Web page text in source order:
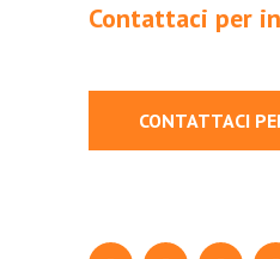
Contattaci per
CONTATTACI